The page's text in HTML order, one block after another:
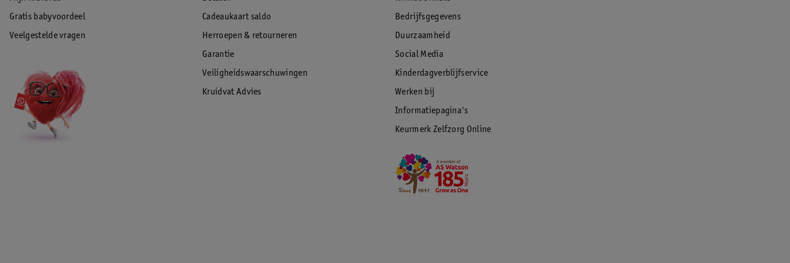
Gratis babyvoordeel
Veelgestelde vragen
Cadeaukaart saldo
Herroepen & retourneren
Garantie
Veiligheidswaarschuwingen
Kruidvat Advies
Bedrijfsgegevens
Duurzaamheid
Social Media
Kinderdagverblijfservice
Werken bij
Informatiepagina's
Keurmerk Zelfzorg Online